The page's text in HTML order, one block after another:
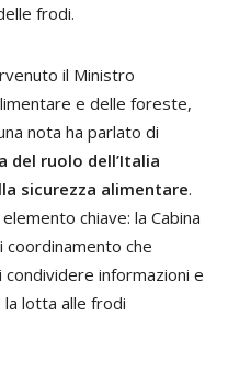
frodi.
il Ministro
e delle foreste,
nota ha parlato di
del ruolo dell’Italia
sicurezza alimentare.
chiave: la Cabina
coordinamento che
informazioni e
lotta alle frodi